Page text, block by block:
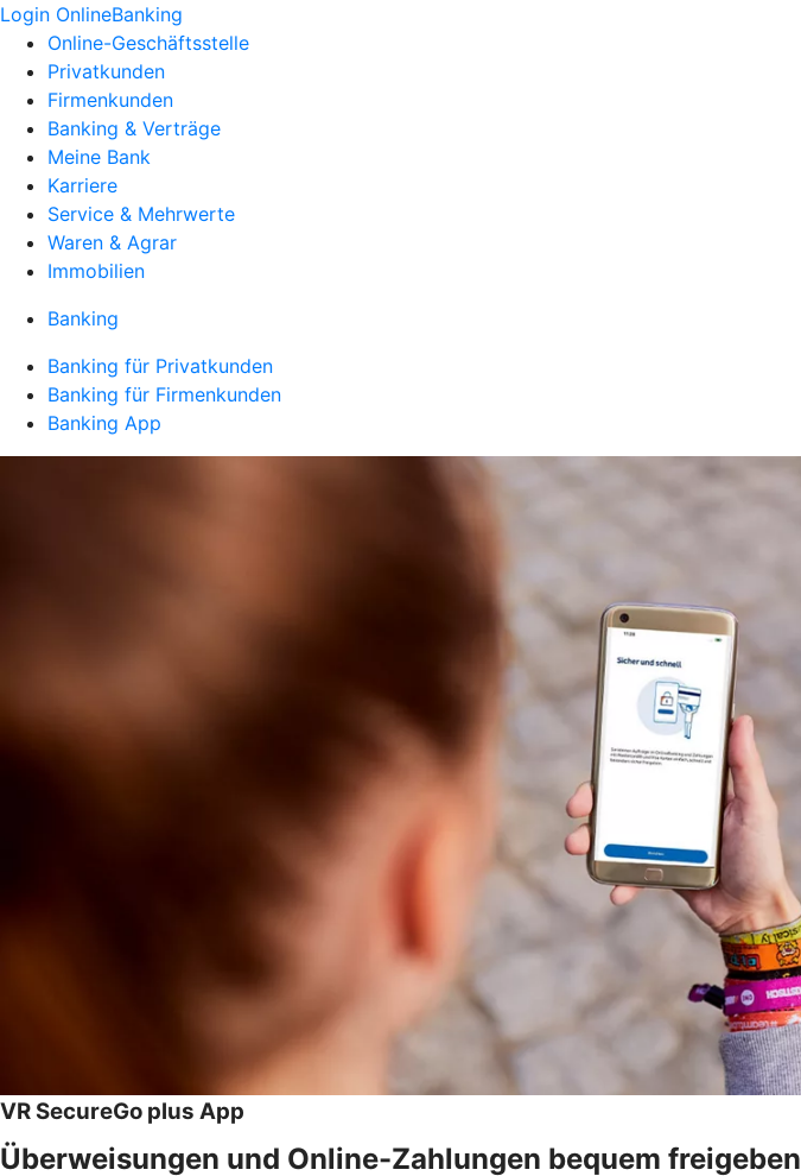
Login OnlineBanking
Online-Geschäftsstelle
Privatkunden
Firmenkunden
Banking & Verträge
Meine Bank
Karriere
Service & Mehrwerte
Waren & Agrar
Immobilien
Banking
Banking für Privatkunden
Banking für Firmenkunden
Banking App
VR SecureGo plus App
Überweisungen und Online-Zahlungen bequem freigeben